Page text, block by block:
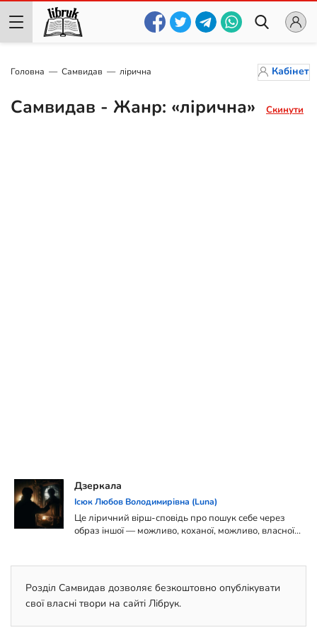
Головна Самвидав лірична Кабінет
Самвидав - Жанр: «лірична» Скинути
Дзеркала
Ісюк Любов Володимирівна (Luna)
Це ліричний вірш-сповідь про пошук себе через
образ іншої — можливо, коханої, можливо, власної
натовпу, світів, дзеркал — існує щось справжнє й
Розділ Самвидав дозволяє безкоштовно опублікувати
свої власні твори на сайті Лібрук.